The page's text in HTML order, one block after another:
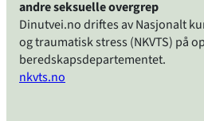
andre seksuelle overgrep
Dinutvei.no driftes av Nasjonalt
og traumatisk stress (NKVTS) på
beredskapsdepartementet.
nkvts.no